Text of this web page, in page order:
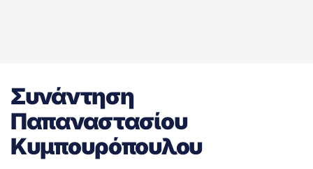
Συνάντηση
Παπαναστασίου
Κυμπουρόπουλου